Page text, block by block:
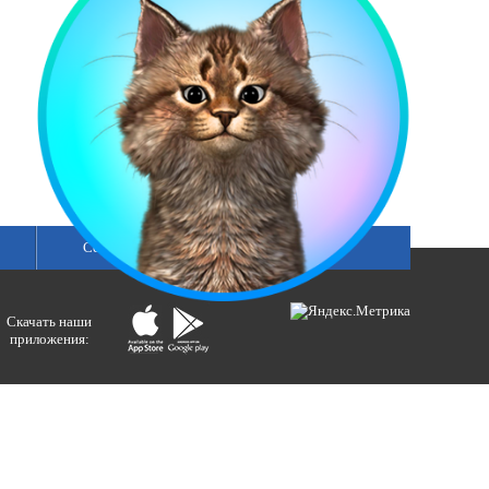
Сетка вещания
Скачать наши
приложения: